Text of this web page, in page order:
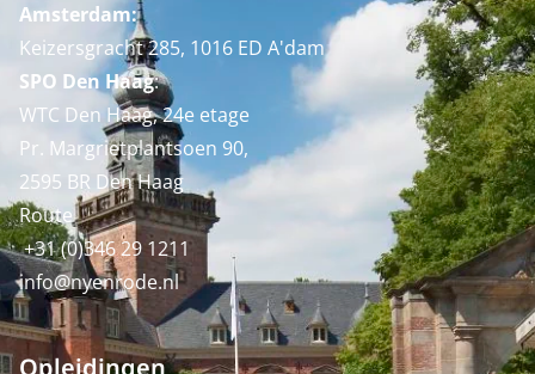
Amsterdam:
Keizersgracht 285, 1016 ED A'dam
SPO Den Haag:
WTC Den Haag, 24e etage
Pr. Margrietplantsoen 90,
2595 BR Den Haag
Route
+31 (0)346 29 1211
info@nyenrode.nl
Opleidingen